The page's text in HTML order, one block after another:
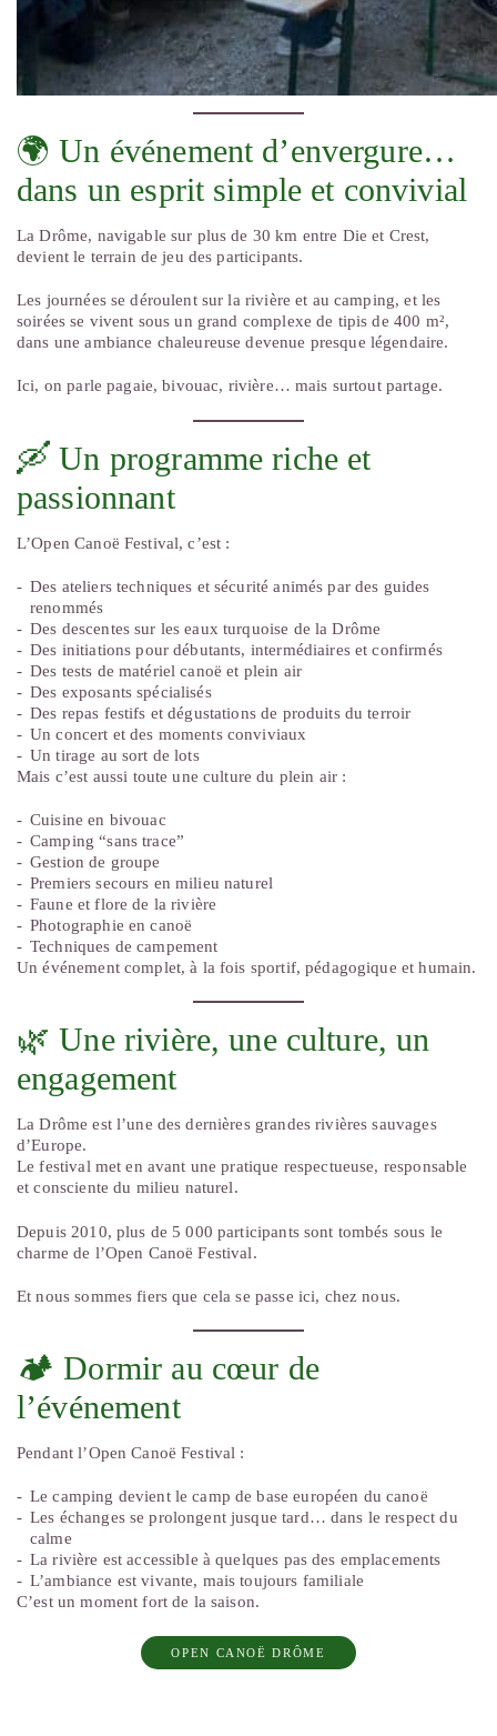
🌍 Un événement d’envergure…
dans un esprit simple et convivial
La Drôme, navigable sur plus de 30 km entre Die et Crest,
devient le terrain de jeu des participants.
Les journées se déroulent sur la rivière et au camping, et les
soirées se vivent sous un grand complexe de tipis de 400 m²,
dans une ambiance chaleureuse devenue presque légendaire.
Ici, on parle pagaie, bivouac, rivière… mais surtout partage.
🛶 Un programme riche et
passionnant
L’Open Canoë Festival, c’est :
Des ateliers techniques et sécurité animés par des guides
renommés
Des descentes sur les eaux turquoise de la Drôme
Des initiations pour débutants, intermédiaires et confirmés
Des tests de matériel canoë et plein air
Des exposants spécialisés
Des repas festifs et dégustations de produits du terroir
Un concert et des moments conviviaux
Un tirage au sort de lots
Mais c’est aussi toute une culture du plein air :
Cuisine en bivouac
Camping “sans trace”
Gestion de groupe
Premiers secours en milieu naturel
Faune et flore de la rivière
Photographie en canoë
Techniques de campement
Un événement complet, à la fois sportif, pédagogique et humain.
🌿 Une rivière, une culture, un
engagement
La Drôme est l’une des dernières grandes rivières sauvages
d’Europe.
Le festival met en avant une pratique respectueuse, responsable
et consciente du milieu naturel.
Depuis 2010, plus de 5 000 participants sont tombés sous le
charme de l’Open Canoë Festival.
Et nous sommes fiers que cela se passe ici, chez nous.
🏕️ Dormir au cœur de
l’événement
Pendant l’Open Canoë Festival :
Le camping devient le camp de base européen du canoë
Les échanges se prolongent jusque tard… dans le respect du
calme
La rivière est accessible à quelques pas des emplacements
L’ambiance est vivante, mais toujours familiale
C’est un moment fort de la saison.
OPEN CANOË DRÔME